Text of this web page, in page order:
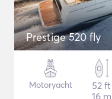
Prestige 520 fly
Motoryacht
52 ft
16 m